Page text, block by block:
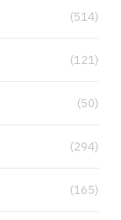
(514)
(121)
(50)
(294)
(165)